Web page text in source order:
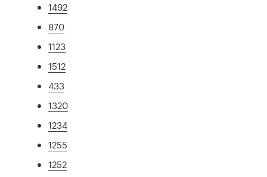
1492
870
1123
1512
433
1320
1234
1255
1252